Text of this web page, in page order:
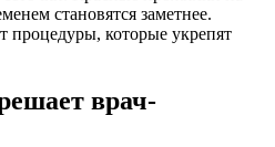
становятся заметнее.
процедуры, которые укрепят
врач-